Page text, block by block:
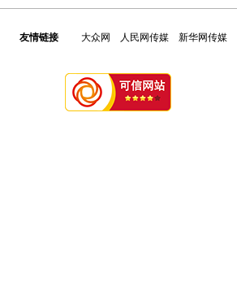
友情链接 大众网 人民网传媒 新华网传媒